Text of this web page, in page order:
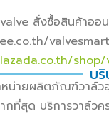
สั่งซื้อสินค้าออน
valvesmart
บ
หน่ายผลิตภัณฑ์วาล์
ที่สุด บริการวาล์ว